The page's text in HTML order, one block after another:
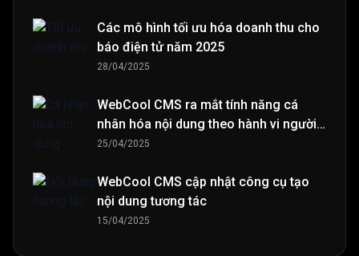
Các mô hình tối ưu hóa doanh thu cho
báo điện tử năm 2025
28/04/2025
WebCool CMS ra mắt tính năng cá
nhân hóa nội dung theo hành vi người
đọc
25/04/2025
WebCool CMS cập nhật công cụ tạo
nội dung tương tác
15/04/2025